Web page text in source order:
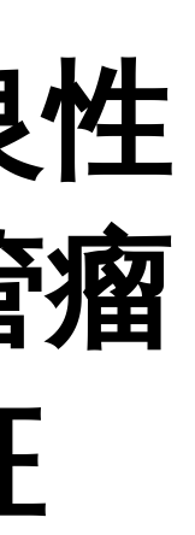
瘤